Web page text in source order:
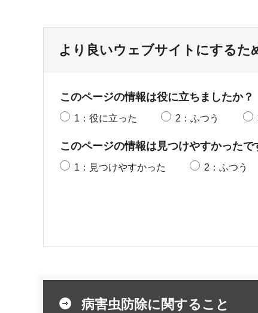
より良いウェブサイトにする
このページの情報は役に立ちましたか？
1：役に立った 2：ふつう
このページの情報は見つけやすかったで
1：見つけやすかった 2：ふつう
病害虫防除に関すること